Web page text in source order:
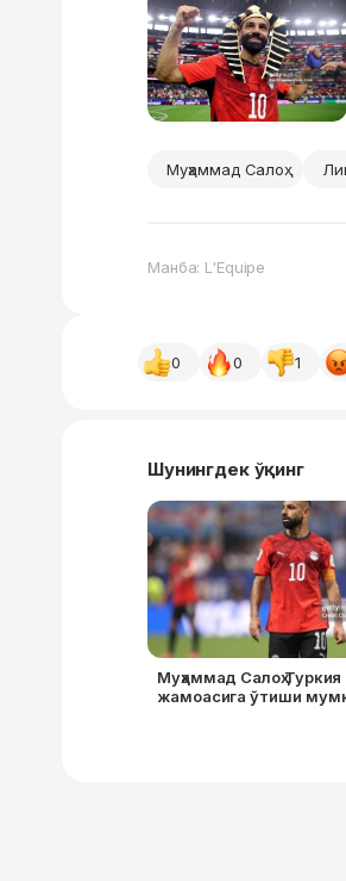
Муҳаммад Салоҳ
Манба: L'Equipe
0 0 1
Шунингдек ўқинг
Муҳаммад Салоҳ Туркия
жамоасига ўтиши